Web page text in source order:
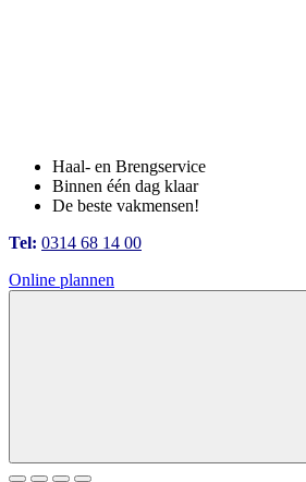
Haal- en Brengservice
Binnen één dag klaar
De beste vakmensen!
Tel: 0314 68 14 00
Online plannen